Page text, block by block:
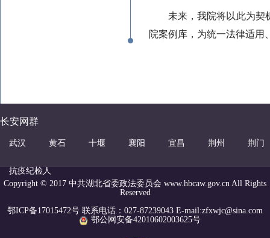
未来，我院将以此为契
院案例库，为统一法律适用
长安网群
武汉 黄石 十堰 襄阳 宜昌 荆州 荆门
抗疫纪检人
Copyright © 2017 中共湖北省委政法委员会 www.hbcaw.gov.cn All Rights
Reserved
鄂ICP备17015472号 联系电话：027-87239043 E-mail:zfxwjc@sina.com
鄂公网安备42010602003625号